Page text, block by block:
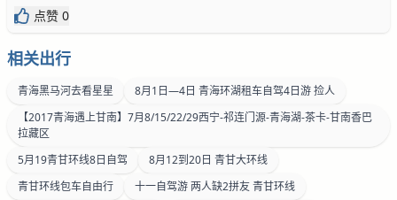
点赞 0
相关出行
青海黑马河去看星星
8月1日—4日 青海环湖租车自驾4日游 捡人
【2017青海遇上甘南】7月8/15/22/29西宁-祁连门源-青海湖-茶卡-甘南香巴
拉藏区
5月19青甘环线8日自驾
8月12到20日 青甘大环线
青甘环线包车自由行
十一自驾游 两人缺2拼友 青甘环线